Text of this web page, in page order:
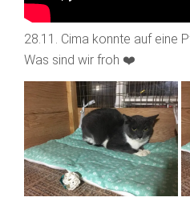
28.11. Cima konnte auf eine
Was sind wir froh ❤️